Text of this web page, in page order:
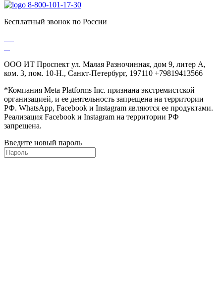
8-800-101-17-30
Бесплатный звонок по России
ООО ИТ Проспект ул. Малая Разночинная, дом 9, литер А,
ком. 3, пом. 10-Н., Санкт-Петербург, 197110 +79819413566
*Компания Meta Platforms Inc. признана экстремистской
организацией, и ее деятельность запрещена на территории
РФ. WhatsApp, Facebook и Instagram являются ее продуктами.
Реализация Facebook и Instagram на территории РФ
запрещена.
Введите новый пароль